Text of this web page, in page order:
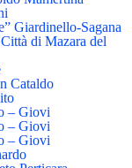
Giardinello-Sagana
di Mazara del
Cataldo
– Giovi
– Giovi
– Giovi